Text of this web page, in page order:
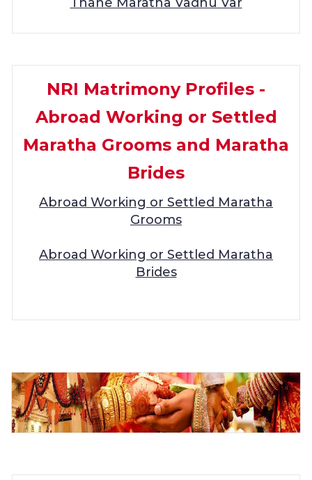
NRI Matrimony Profiles -
Abroad Working or Settled
Maratha Grooms and Maratha
Brides
Abroad Working or Settled Maratha
Grooms
Abroad Working or Settled Maratha
Brides